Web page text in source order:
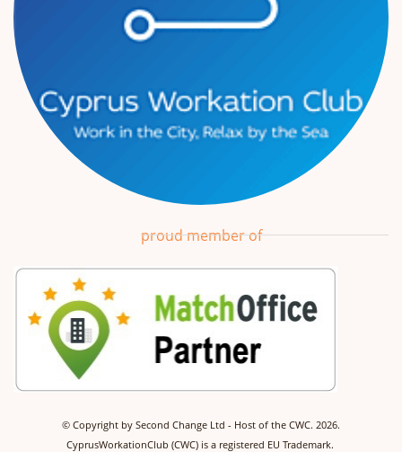
proud member of
© Copyright by Second Change Ltd - Host of the CWC. 2026.
CyprusWorkationClub (CWC) is a registered EU Trademark.